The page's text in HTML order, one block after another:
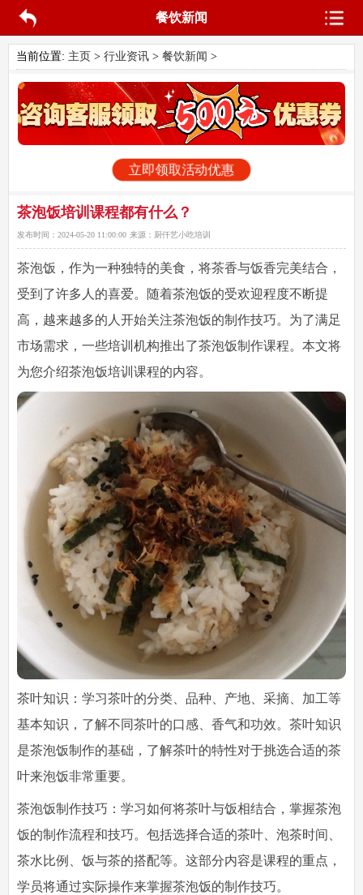
餐饮新闻
当前位置: 主页 > 行业资讯> 餐饮新闻 >
立即领取活动优惠
茶泡饭培训课程都有什么？
发布时间： 2024-05-20 11:00:00 来源： 厨仟艺小吃培训
茶泡饭，作为一种独特的美食，将茶香与饭香完美结合，
受到了许多人的喜爱。随着茶泡饭的受欢迎程度不断提
高，越来越多的人开始关注茶泡饭的制作技巧。为了满足
市场需求，一些培训机构推出了茶泡饭制作课程。本文将
为您介绍茶泡饭培训课程的内容。
茶叶知识：学习茶叶的分类、品种、产地、采摘、加工等
基本知识，了解不同茶叶的口感、香气和功效。茶叶知识
是茶泡饭制作的基础，了解茶叶的特性对于挑选合适的茶
叶来泡饭非常重要。
茶泡饭制作技巧：学习如何将茶叶与饭相结合，掌握茶泡
饭的制作流程和技巧。包括选择合适的茶叶、泡茶时间、
茶水比例、饭与茶的搭配等。这部分内容是课程的重点，
学员将通过实际操作来掌握茶泡饭的制作技巧。